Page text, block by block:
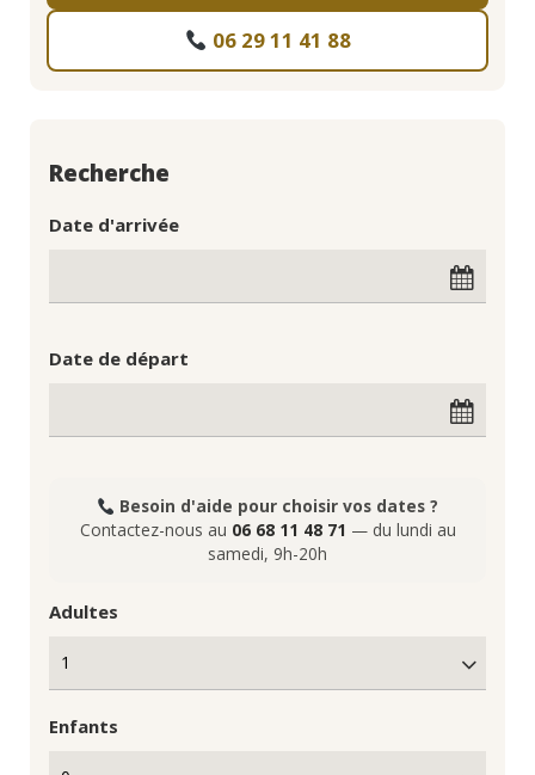
06 29 11 41 88
Recherche
Date d'arrivée
Date de départ
Besoin d'aide pour choisir vos dates ?
Contactez-nous au 06 68 11 48 71 — du lundi au
samedi, 9h-20h
Adultes
Enfants